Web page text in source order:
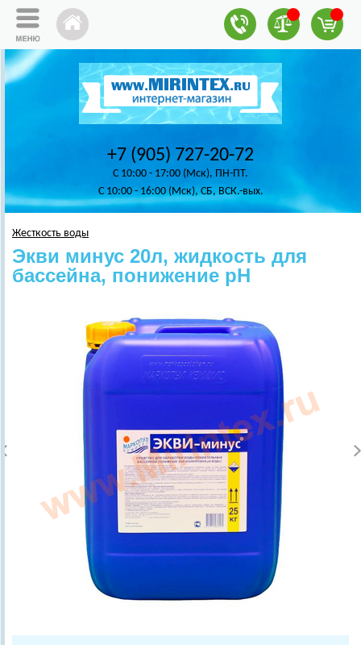
+7 (905) 727-20-72
C 10:00 - 17:00 (Мск), ПН-ПТ.
C 10:00 - 16:00 (Мск), СБ, ВСК.-вых.
Жесткость воды
Экви минус 20л, жидкость для
бассейна, понижение pH